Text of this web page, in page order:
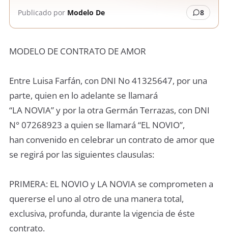
Publicado por Modelo De 8
MODELO DE CONTRATO DE AMOR
Entre Luisa Farfán, con DNI No 41325647, por una
parte, quien en lo adelante se llamará
“LA NOVIA” y por la otra Germán Terrazas, con DNI
N° 07268923 a quien se llamará “EL NOVIO”,
han convenido en celebrar un contrato de amor que
se regirá por las siguientes clausulas:
PRIMERA: EL NOVIO y LA NOVIA se comprometen a
quererse el uno al otro de una manera total,
exclusiva, profunda, durante la vigencia de éste
contrato.